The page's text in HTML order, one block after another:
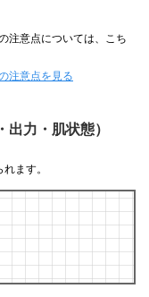
注意点については、こち
注意点を見る
力・肌状態）
ます。